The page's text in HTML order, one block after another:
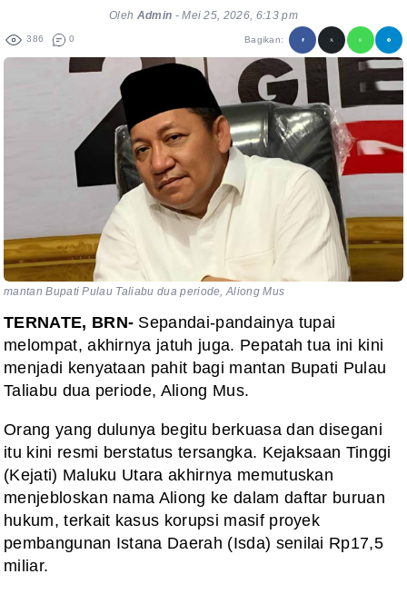
Oleh Admin -Mei 25, 2026, 6:13 pm
386 0 Bagikan:
mantan Bupati Pulau Taliabu dua periode, Aliong Mus
TERNATE, BRN- Sepandai-pandainya tupai
melompat, akhirnya jatuh juga. Pepatah tua ini kini
menjadi kenyataan pahit bagi mantan Bupati Pulau
Taliabu dua periode, Aliong Mus.
Orang yang dulunya begitu berkuasa dan disegani
itu kini resmi berstatus tersangka. Kejaksaan Tinggi
(Kejati) Maluku Utara akhirnya memutuskan
menjebloskan nama Aliong ke dalam daftar buruan
hukum, terkait kasus korupsi masif proyek
pembangunan Istana Daerah (Isda) senilai Rp17,5
miliar.